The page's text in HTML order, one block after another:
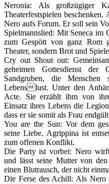
Neronia: Als großzügiger
Theaterfestspielen
Nero aufs Forum. Er soll sein
Spielmannslied: Mit Seneca im
zum Gespött von ganz Rom
Theater, sondern Brot und
Cry out Shout out:
geheimen Gottesdienst
Sandgruben, die
Lebenslust. Unter den
Acte. Sie erzählt ihm von
Einsatz ihres Lebens die
dass er sie somit als Frau
You are the Sun: Vor dem
seine Liebe. Agrippina ist
zum offenen Konflikt.
Die Party ist vorbei: Nero
und lässt seine Mutter von
einen Blutrausch, der nicht
Die Ferse des Achill: Als Nero